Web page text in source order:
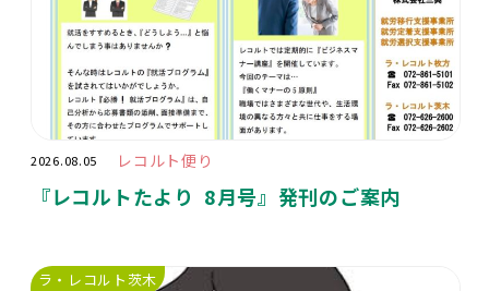
2026.08.05 レコルト便り
『レコルトたより 8月号』発刊のご案内
ラ・レコルト茨木